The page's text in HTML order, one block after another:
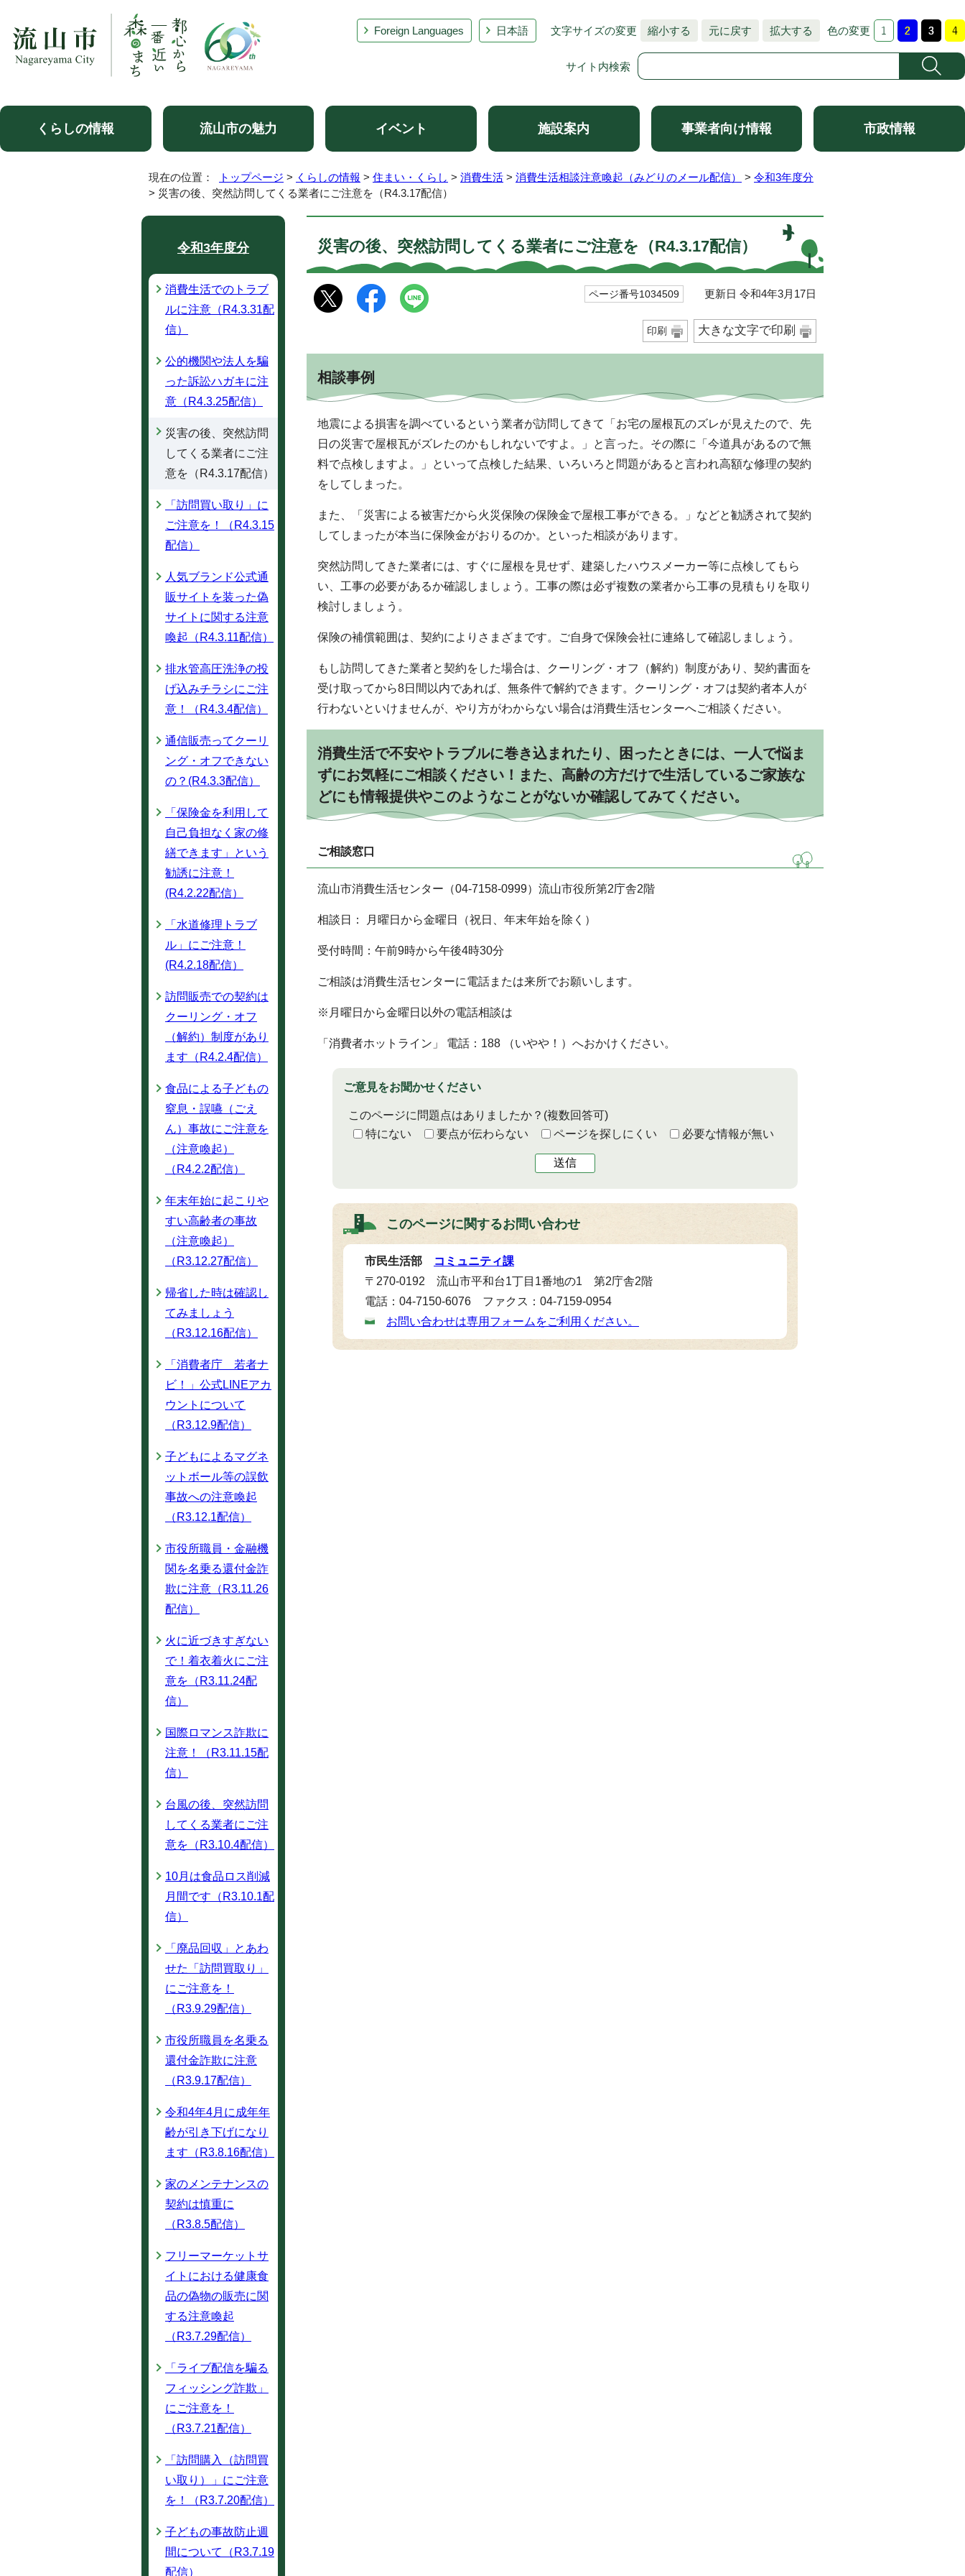
Foreign Languages 日本語 文字サイズの変更 縮小する 元に戻す 拡大する 色の変更
サイト内検索
くらしの情報 流山市の魅力 イベント 施設案内 事業者向け情報 市政情報
現在の位置： トップページ > くらしの情報 > 住まい・くらし > 消費生活 > 消費生活相談注意喚起（みどりのメール配信） > 令和3年度分
> 災害の後、突然訪問してくる業者にご注意を（R4.3.17配信）
災害の後、突然訪問してくる業者にご注意を（R4.3.17配信）
ページ番号1034509 更新日 令和4年3月17日
印刷 大きな文字で印刷
相談事例
地震による損害を調べているという業者が訪問してきて「お宅の屋根瓦のズレが見えたので、先
日の災害で屋根瓦がズレたのかもしれないですよ。」と言った。その際に「今道具があるので無
料で点検しますよ。」といって点検した結果、いろいろと問題があると言われ高額な修理の契約
をしてしまった。
また、「災害による被害だから火災保険の保険金で屋根工事ができる。」などと勧誘されて契約
してしまったが本当に保険金がおりるのか。といった相談があります。
突然訪問してきた業者には、すぐに屋根を見せず、建築したハウスメーカー等に点検してもら
い、工事の必要があるか確認しましょう。工事の際は必ず複数の業者から工事の見積もりを取り
検討しましょう。
保険の補償範囲は、契約によりさまざまです。ご自身で保険会社に連絡して確認しましょう。
もし訪問してきた業者と契約をした場合は、クーリング・オフ（解約）制度があり、契約書面を
受け取ってから8日間以内であれば、無条件で解約できます。クーリング・オフは契約者本人が
行わないといけませんが、やり方がわからない場合は消費生活センターへご相談ください。
消費生活で不安やトラブルに巻き込まれたり、困ったときには、一人で悩ま
ずにお気軽にご相談ください！また、高齢の方だけで生活しているご家族な
どにも情報提供やこのようなことがないか確認してみてください。
ご相談窓口
流山市消費生活センター（04-7158-0999）流山市役所第2庁舎2階
相談日： 月曜日から金曜日（祝日、年末年始を除く）
受付時間：午前9時から午後4時30分
ご相談は消費生活センターに電話または来所でお願いします。
※月曜日から金曜日以外の電話相談は
「消費者ホットライン」 電話：188 （いやや！）へおかけください。
ご意見をお聞かせください
このページに問題点はありましたか？ (複数回答可)
特にない
要点が伝わらない ページを探しにくい 必要な情報が無い
送信
このページに関するお問い合わせ
市民生活部
コミュニティ課
〒270-0192 流山市平和台1丁目1番地の1 第2庁舎2階
電話：04-7150-6076 ファクス：04-7159-0954
お問い合わせは専用フォームをご利用ください。
令和3年度分
消費生活でのトラブ
ルに注意（R4.3.31配
信）
公的機関や法人を騙
った訴訟ハガキに注
意（R4.3.25配信）
災害の後、突然訪問
してくる業者にご注
意を（R4.3.17配信）
「訪問買い取り」に
ご注意を！（R4.3.15
配信）
人気ブランド公式通
販サイトを装った偽
サイトに関する注意
喚起（R4.3.11配信）
排水管高圧洗浄の投
げ込みチラシにご注
意！（R4.3.4配信）
通信販売ってクーリ
ング・オフできない
の？(R4.3.3配信）
「保険金を利用して
自己負担なく家の修
繕できます」という
勧誘に注意！
(R4.2.22配信）
「水道修理トラブ
ル」にご注意！
(R4.2.18配信）
訪問販売での契約は
クーリング・オフ
（解約）制度があり
ます（R4.2.4配信）
食品による子どもの
窒息・誤嚥（ごえ
ん）事故にご注意を
（注意喚起）
（R4.2.2配信）
年末年始に起こりや
すい高齢者の事故
（注意喚起）
（R3.12.27配信）
帰省した時は確認し
てみましょう
（R3.12.16配信）
「消費者庁 若者ナ
ビ！」公式LINEアカ
ウントについて
（R3.12.9配信）
子どもによるマグネ
ットボール等の誤飲
事故への注意喚起
（R3.12.1配信）
市役所職員・金融機
関を名乗る還付金詐
欺に注意（R3.11.26
配信）
火に近づきすぎない
で！着衣着火にご注
意を（R3.11.24配
信）
国際ロマンス詐欺に
注意！（R3.11.15配
信）
台風の後、突然訪問
してくる業者にご注
意を（R3.10.4配信）
10月は食品ロス削減
月間です（R3.10.1配
信）
「廃品回収」とあわ
せた「訪問買取り」
にご注意を！
（R3.9.29配信）
市役所職員を名乗る
還付金詐欺に注意
（R3.9.17配信）
令和4年4月に成年年
齢が引き下げになり
ます（R3.8.16配信）
家のメンテナンスの
契約は慎重に
（R3.8.5配信）
フリーマーケットサ
イトにおける健康食
品の偽物の販売に関
する注意喚起
（R3.7.29配信）
「ライブ配信を騙る
フィッシング詐欺」
にご注意を！
（R3.7.21配信）
「訪問購入（訪問買
い取り）」にご注意
を！（R3.7.20配信）
子どもの事故防止週
間について（R3.7.19
配信）